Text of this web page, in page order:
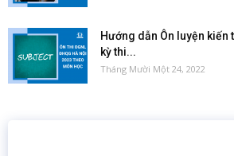
Hướng dẫn Ôn luyện
kỳ thi...
Tháng Mười Một 24, 2022